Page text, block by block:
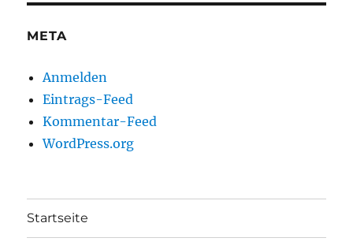
META
Anmelden
Eintrags-Feed
Kommentar-Feed
WordPress.org
Startseite